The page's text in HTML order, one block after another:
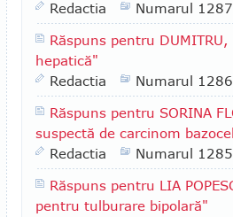
Redactia
Numarul 1287
Răspuns pentru
hepatică"
Redactia
Numarul 1286
Răspuns pentru SORINA
suspectă de carcinom
Redactia
Numarul 1285
Răspuns pentru LIA
pentru tulburare bipolară"